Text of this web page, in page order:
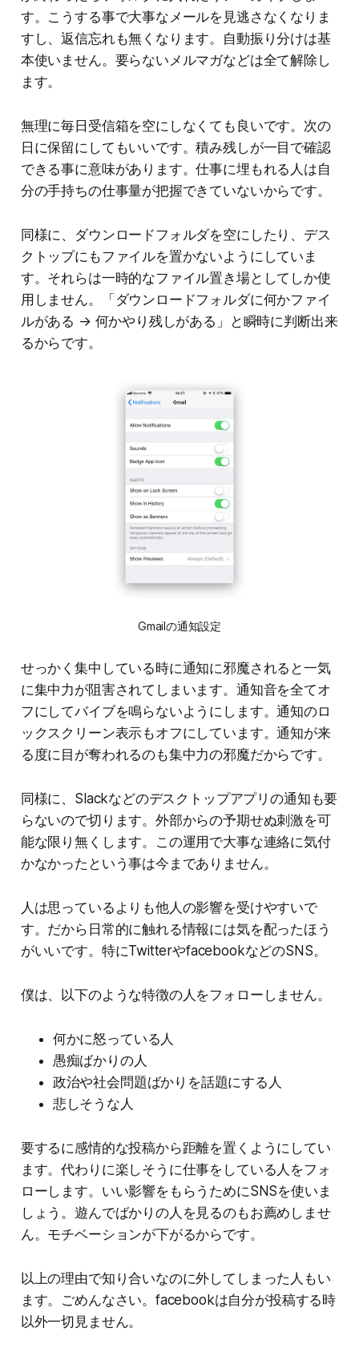
す。こうする事で大事なメールを見逃さなくなりま
すし、返信忘れも無くなります。自動振り分けは基
本使いません。要らないメルマガなどは全て解除し
ます。
無理に毎日受信箱を空にしなくても良いです。次の
日に保留にしてもいいです。積み残しが一目で確認
できる事に意味があります。仕事に埋もれる人は自
分の手持ちの仕事量が把握できていないからです。
同様に、ダウンロードフォルダを空にしたり、デス
クトップにもファイルを置かないようにしていま
す。それらは一時的なファイル置き場としてしか使
用しません。「ダウンロードフォルダに何かファイ
ルがある → 何かやり残しがある」と瞬時に判断出来
るからです。
Gmailの通知設定
せっかく集中している時に通知に邪魔されると一気
に集中力が阻害されてしまいます。通知音を全てオ
フにしてバイブを鳴らないようにします。通知のロ
ックスクリーン表示もオフにしています。通知が来
る度に目が奪われるのも集中力の邪魔だからです。
同様に、Slackなどのデスクトップアプリの通知も要
らないので切ります。外部からの予期せぬ刺激を可
能な限り無くします。この運用で大事な連絡に気付
かなかったという事は今までありません。
人は思っているよりも他人の影響を受けやすいで
す。だから日常的に触れる情報には気を配ったほう
がいいです。特にTwitterやfacebookなどのSNS。
僕は、以下のような特徴の人をフォローしません。
何かに怒っている人
愚痴ばかりの人
政治や社会問題ばかりを話題にする人
悲しそうな人
要するに感情的な投稿から距離を置くようにしてい
ます。代わりに楽しそうに仕事をしている人をフォ
ローします。いい影響をもらうためにSNSを使いま
しょう。遊んでばかりの人を見るのもお薦めしませ
ん。モチベーションが下がるからです。
以上の理由で知り合いなのに外してしまった人もい
ます。ごめんなさい。facebookは自分が投稿する時
以外一切見ません。